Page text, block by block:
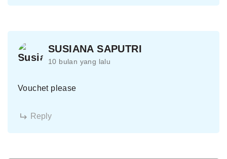
SUSIANA SAPUTRI
10 bulan yang lalu
Vouchet please
Reply